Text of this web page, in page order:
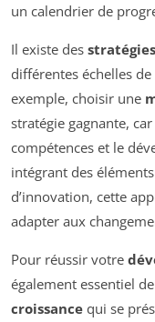
un calendrier de
Il existe des stratégies
différentes échelles
exemple, choisir une
stratégie gagnante,
compétences et le
intégrant des éléments
d’innovation, cette
adapter aux
Pour réussir votre
également essentiel
croissance qui se